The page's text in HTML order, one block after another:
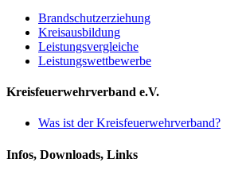
Brandschutzerziehung
Kreisausbildung
Leistungsvergleiche
Leistungswettbewerbe
Kreisfeuerwehrverband e.V.
Was ist der Kreisfeuerwehrverband?
Infos, Downloads, Links